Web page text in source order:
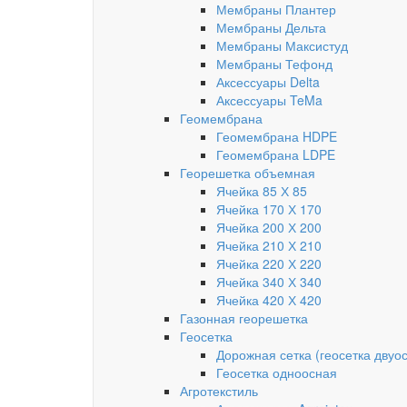
Мембраны Плантер
Мембраны Дельта
Мембраны Максистуд
Мембраны Тефонд
Аксессуары Delta
Аксессуары TeMa
Геомембрана
Геомембрана HDPE
Геомембрана LDPE
Георешетка объемная
Ячейка 85 Х 85
Ячейка 170 Х 170
Ячейка 200 Х 200
Ячейка 210 Х 210
Ячейка 220 Х 220
Ячейка 340 Х 340
Ячейка 420 Х 420
Газонная георешетка
Геосетка
Дорожная сетка (геосетка
Геосетка одноосная
Агротекстиль